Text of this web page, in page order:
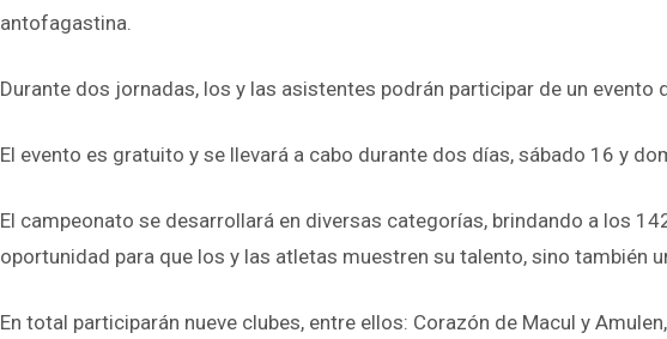
antofagastina.
Durante dos jornadas, los y las asistentes podrán participar de un
El evento es gratuito y se llevará a cabo durante dos días, sábado 16 y
El campeonato se desarrollará en diversas categorías, brindando a los
oportunidad para que los y las atletas muestren su talento, sino también
En total participarán nueve clubes, entre ellos: Corazón de Macul y